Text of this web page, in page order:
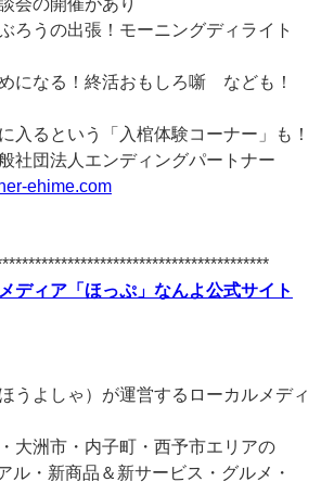
ろうの出張！モーニングディライト
になる！終活おもしろ噺 なども！
入るという「入棺体験コーナー」も！
社団法人エンディングパートナー
ehime.com
ディア「ほっぷ」なんよ公式サイト
うよしゃ）が運営するローカルメディ
大洲市・内子町・西予市エリアの
ル・新商品＆新サービス・グルメ・